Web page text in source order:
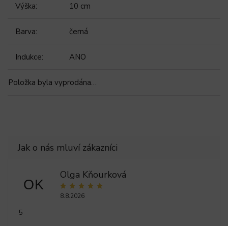
Výška: 10 cm
Barva: černá
Indukce: ANO
Položka byla vyprodána…
OK
Olga Kňourková
8.8.2026
5